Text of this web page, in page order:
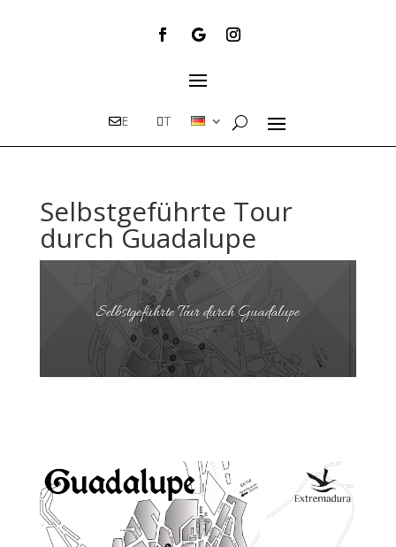
E T
Selbstgeführte Tour
durch Guadalupe
Selbstgeführte Tour durch Guadalupe